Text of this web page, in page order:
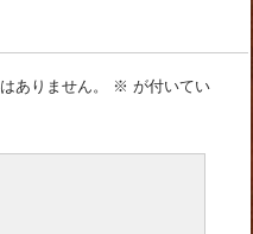
ありません。 ※ が付いてい